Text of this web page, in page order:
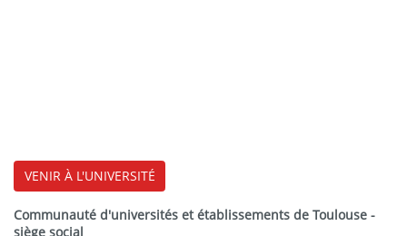
VENIR À L'UNIVERSITÉ
Communauté d'universités et établissements de Toulouse -
siège social